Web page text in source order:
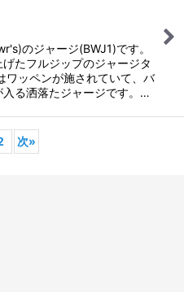
のジャージ(BWJ1)です。
たフルジップのジャージタ
ワッペンが施されていて、バ
入る洒落たジャージです。…
次»